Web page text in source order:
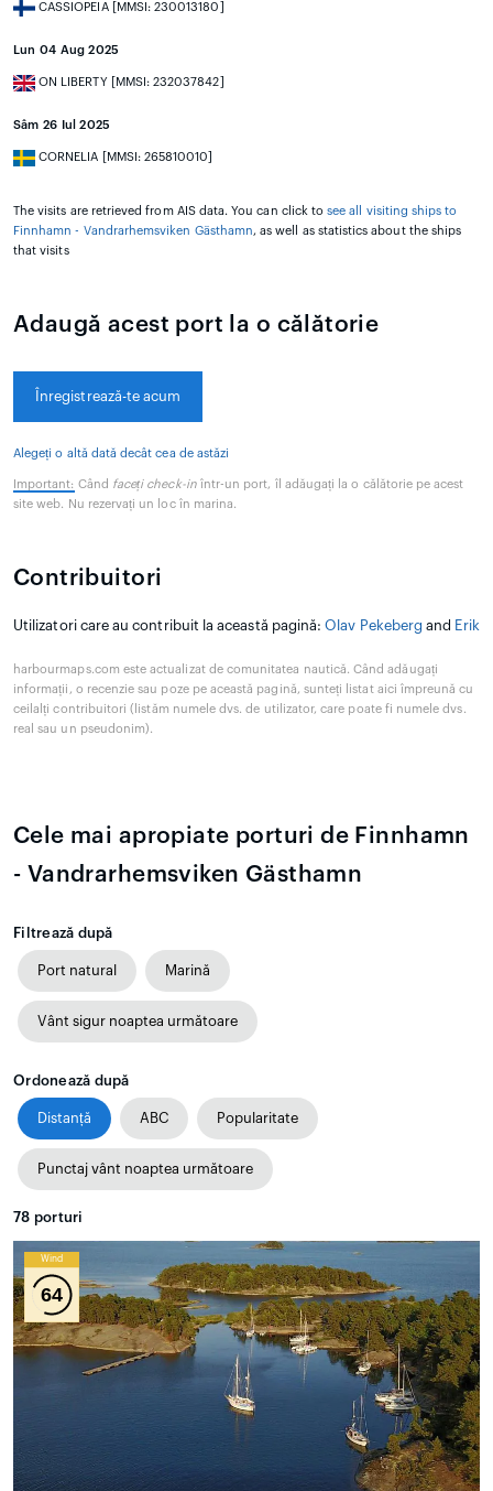
CASSIOPEIA [MMSI: 230013180]
Lun 04 Aug 2025
ON LIBERTY [MMSI: 232037842]
Sâm 26 Iul 2025
CORNELIA [MMSI: 265810010]
The visits are retrieved from AIS data. You can click tosee all visiting ships to
Finnhamn - Vandrarhemsviken Gästhamn, as well as statistics about the ships
that visits
Adaugă acest port la o călătorie
Înregistrează-te acum
Alegeți o altă dată decât cea de astăzi
Important: Când faceți check-inîntr-un port, îl adăugați la o călătorie pe acest
site web. Nu rezervați un loc în marina.
Contribuitori
Utilizatori care au contribuit la această pagină:Olav Pekeberg and Erik
harbourmaps.com este actualizat de comunitatea nautică. Când adăugați
informații, o recenzie sau poze pe această pagină, sunteți listat aici împreună cu
ceilalți contribuitori (listăm numele dvs. de utilizator, care poate fi numele dvs.
real sau un pseudonim).
Cele mai apropiate porturi de Finnhamn
- Vandrarhemsviken Gästhamn
Filtrează după
Port natural Marină
Vânt sigur noaptea următoare
Ordonează după
Distanță ABC Popularitate
Punctaj vânt noaptea următoare
78 porturi
Wind
64